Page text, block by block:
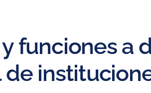
funciones a
de